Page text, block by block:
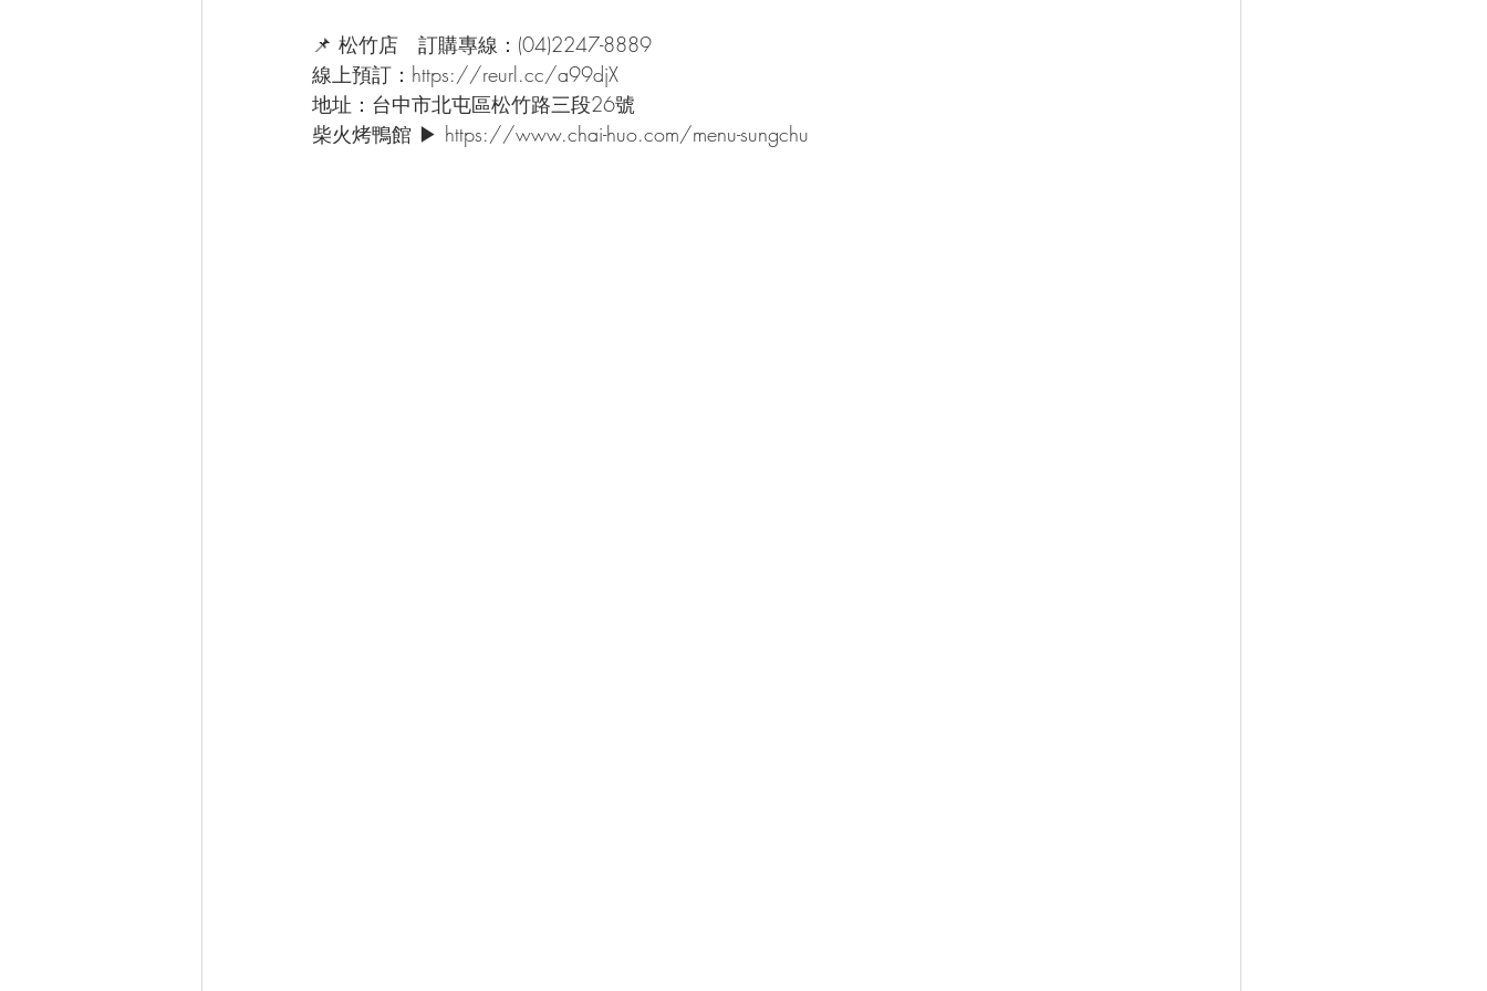
📌 松竹店　訂購專線：(04)2247-8889
線上預訂：https://reurl.cc/a99djX
地址：台中市北屯區松竹路三段26號
柴火烤鴨館 ▶ https://www.chai-huo.com/menu-sungchu